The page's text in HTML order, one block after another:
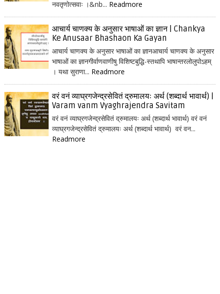
नवतृणोत्सवाः ।&nb... Readmore
आचार्य चाणक्य के अनुसार भाषाओं का ज्ञान | Chankya
Ke Anusaar Bhashaon Ka Gayan
आचार्य चाणक्य के अनुसार भाषाओं का ज्ञानआचार्य चाणक्य के अनुसार
भाषाओं का ज्ञानगीर्वाणवाणीषु विशिष्टबुद्धि-स्तथापि भाषान्तरलोलुपोऽहम्
। यथा सुराणा... Readmore
वरं वनं व्याघ्रगजेन्द्रसेवितं द्रुमालयः अर्थ (शब्दार्थ भावार्थ) |
Varam vanm Vyaghrajendra Savitam
वरं वनं व्याघ्रगजेन्द्रसेवितं द्रुमालयः अर्थ (शब्दार्थ भावार्थ) वरं वनं
व्याघ्रगजेन्द्रसेवितं द्रुमालयः अर्थ (शब्दार्थ भावार्थ) वरं वन...
Readmore